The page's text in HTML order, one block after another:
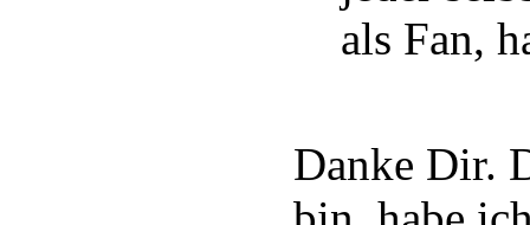
als Fan,
Danke Dir.